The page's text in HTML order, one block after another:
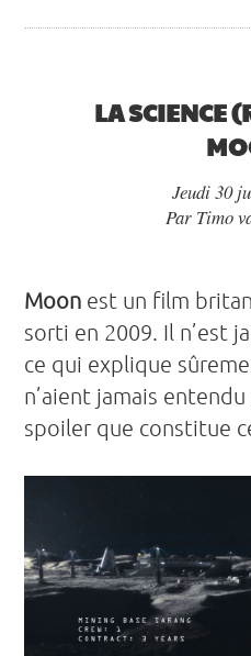
LA SCIENCE
Jeudi 30
Par Timo
Moon est un film
sorti en 2009. Il n’est
ce qui explique
n’aient jamais
spoiler que constitue